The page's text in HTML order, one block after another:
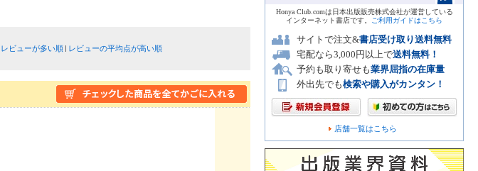
レビューが多い順
レビューの平均点が高い順
Honya Club.comは日本出版販売株式会社が運営している
インターネット書店です。
ご利用ガイドはこちら
サイトで注文&書店受け取り送料無料
宅配なら3,000円以上で送料無料！
予約も取り寄せも業界屈指の在庫量
外出先でも検索や購入がカンタン！
店舗一覧はこちら